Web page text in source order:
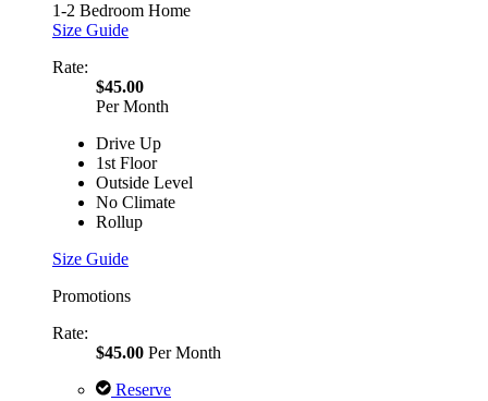
1-2 Bedroom Home
Size Guide
Rate:
$45.00
Per Month
Drive Up
1st Floor
Outside Level
No Climate
Rollup
Size Guide
Promotions
Rate:
$45.00 Per Month
Reserve